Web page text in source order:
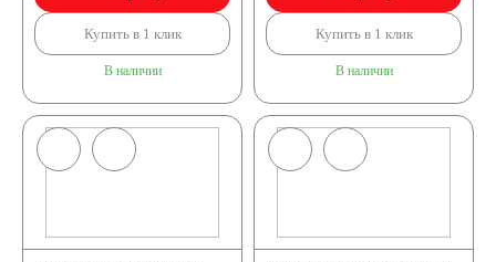
105 А/ч
106 А/ч
115 А/ч
Купить в 1 клик
В наличии
Купить в 1 клик
В наличии